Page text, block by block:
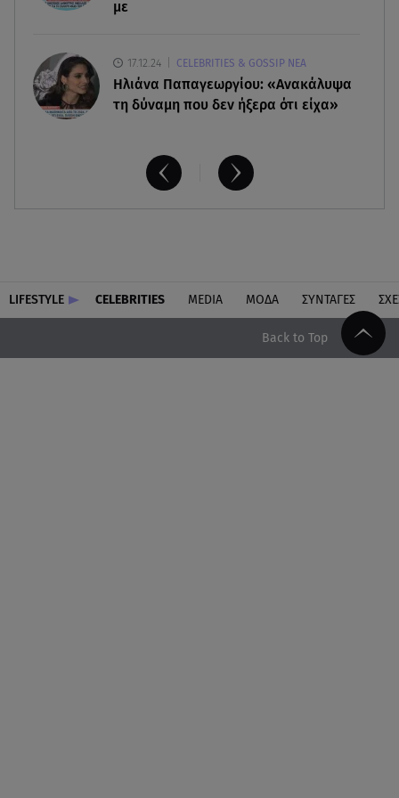
με
17.12.24 CELEBRITIES & GOSSIP ΝΕΑ
Ηλιάνα Παπαγεωργίου: «Ανακάλυψα
τη δύναμη που δεν ήξερα ότι είχα»
LIFESTYLE CELEBRITIES MEDIA ΜΟΔΑ ΣΥΝΤΑΓΕΣ
Back to Top